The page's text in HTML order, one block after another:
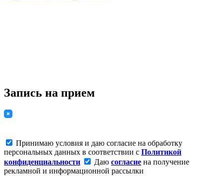
Запись на прием
Принимаю условия и даю согласие на обработку
персональных данных в соответствии с Политикой
конфиденциальности
Даю согласие на получение
рекламной и информационной рассылки